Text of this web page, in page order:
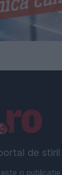
de stiri!
este o